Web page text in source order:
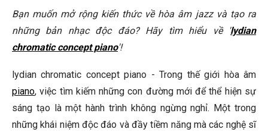
Lydian Chromatic Concept có hữu ích cho người chơi piano
không chuyên không?
Concept ở đâu?
🎹 Khám Phá Piano Đẳng Cấp Tại Elite Piano
Kết Luận
Bạn muốn mở rộng kiến thức về hòa âm jazz và tạo ra
những bản nhạc độc đáo? Hãy tìm hiểu về ' lydian
chromatic concept piano'!
lydian chromatic concept piano - Trong thế giới hòa âm
piano, việc tìm kiếm những con đường mới để thể hiện sự
sáng tạo là một hành trình không ngừng nghỉ. Một trong
những khái niệm độc đáo và đầy tiềm năng mà các nghệ sĩ